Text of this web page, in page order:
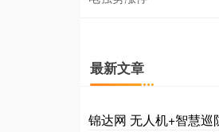
最新文章
锦达网 无人机+智慧